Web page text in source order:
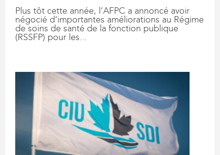
Plus tôt cette année, l’AFPC a annoncé avoir
négocié d’importantes améliorations au Régime
de soins de santé de la fonction publique
(RSSFP) pour les...